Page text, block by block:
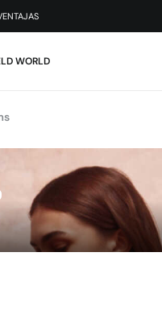
WORLD